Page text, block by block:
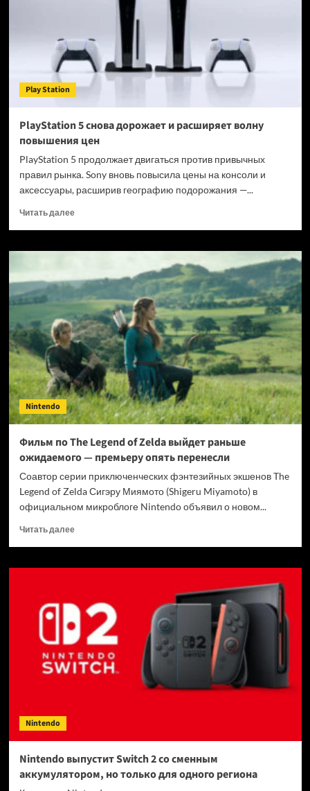
Sony
не
заработают
солидных
Play Station
PlayStation 5 снова дорожает и расширяет волну
повышения цен
PlayStation 5 продолжает двигаться против привычных
правил рынка. Sony вновь повысила цены на консоли и
аксессуары, расширив географию подорожания —...
Читать далееПрочитать
PlayStation
снова
дорожает
и
расширяет
волну
повышения
цен
Nintendo
Фильм по The Legend of Zelda выйдет раньше
ожидаемого — премьеру опять перенесли
Соавтор серии приключенческих фэнтезийных экшенов The
Legend of Zelda Сигэру Миямото (Shigeru Miyamoto) в
официальном микроблоге Nintendo объявил о новом...
Читать далееПрочитать
Фильм
Legend
of
Zelda
выйдет
раньше
ожидаемого
Nintendo
Nintendo выпустит Switch 2 со сменным
аккумулятором, но только для одного региона